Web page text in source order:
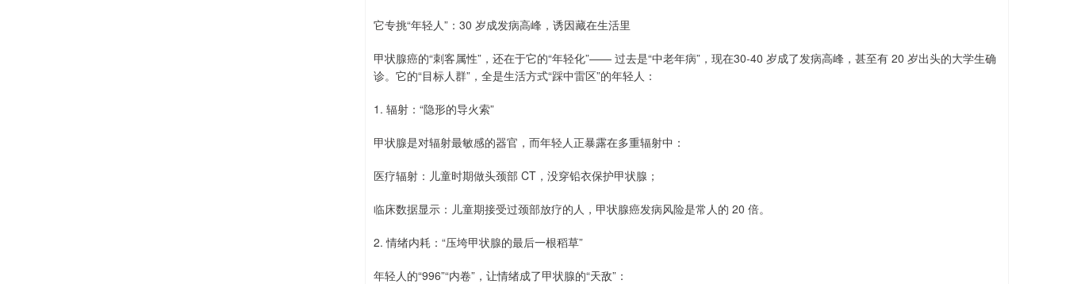
它专挑“年轻人”：30 岁成发病高峰，诱因藏在生活里
甲状腺癌的“刺客属性”，还在于它的“年轻化”—— 过去是“中老年病”，现在30-40 岁成了发病高峰，甚至有 20 岁出头的大学生确
诊。它的“目标人群”，全是生活方式“踩中雷区”的年轻人：
1. 辐射：“隐形的导火索”
甲状腺是对辐射最敏感的器官，而年轻人正暴露在多重辐射中：
医疗辐射：儿童时期做头颈部 CT，没穿铅衣保护甲状腺；
临床数据显示：儿童期接受过颈部放疗的人，甲状腺癌发病风险是常人的 20 倍。
2. 情绪内耗：“压垮甲状腺的最后一根稻草”
年轻人的“996”“内卷”，让情绪成了甲状腺的“天敌”：